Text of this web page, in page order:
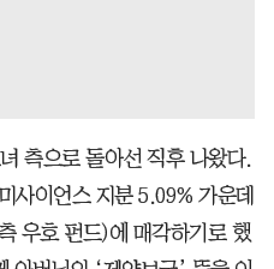
측으로 돌아선 직후 나왔다.
사이언스 지분 5.09% 가운데
우호 펀드)에 매각하기로 했